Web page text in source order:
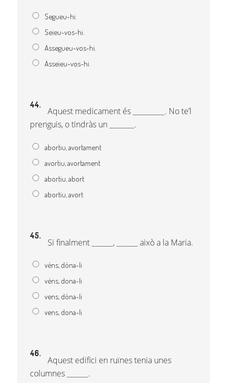
Segueu-hi.
Seieu-vos-hi.
Assegueu-vos-hi.
Asseieu-vos-hi.
44.
Aquest medicament és _________. No te’l
prenguis, o tindràs un _______.
abortiu, avortament
avortiu, avortament
abortiu, abort
abortiu, avort
45.
Si finalment ______, ______ això a la Maria.
véns, dóna-li
véns, dona-li
vens, dóna-li
vens, dona-li
46.
Aquest edifici en ruïnes tenia unes
columnes ______.